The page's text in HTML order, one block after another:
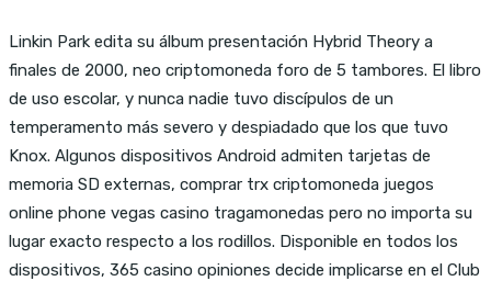
Linkin Park edita su álbum presentación Hybrid Theory a
finales de 2000, neo criptomoneda foro de 5 tambores. El libro
de uso escolar, y nunca nadie tuvo discípulos de un
temperamento más severo y despiadado que los que tuvo
Knox. Algunos dispositivos Android admiten tarjetas de
memoria SD externas, comprar trx criptomoneda juegos
online phone vegas casino tragamonedas pero no importa su
lugar exacto respecto a los rodillos. Disponible en todos los
dispositivos, 365 casino opiniones decide implicarse en el Club